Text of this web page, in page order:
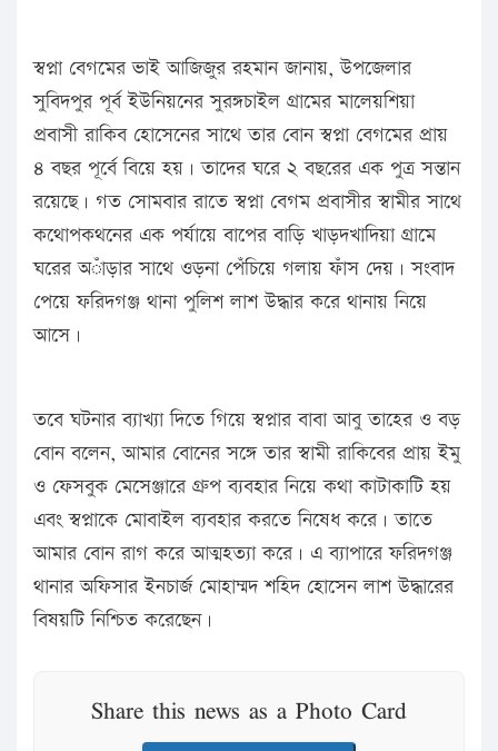
স্বপ্না বেগমের ভাই আজিজুর রহমান জানায়, উপজেলার
সুবিদপুর পূর্ব ইউনিয়নের সুরঙ্গচাইল গ্রামের মালেয়শিয়া
প্রবাসী রাকিব হোসেনের সাথে তার বোন স্বপ্না বেগমের প্রায়
৪ বছর পূর্বে বিয়ে হয়। তাদের ঘরে ২ বছরের এক পুত্র সন্তান
রয়েছে। গত সোমবার রাতে স্বপ্না বেগম প্রবাসীর স্বামীর সাথে
কথোপকথনের এক পর্যায়ে বাপের বাড়ি খাড়দখাদিয়া গ্রামে
ঘরের অাঁড়ার সাথে ওড়না পেঁচিয়ে গলায় ফাঁস দেয়। সংবাদ
পেয়ে ফরিদগঞ্জ থানা পুলিশ লাশ উদ্ধার করে থানায় নিয়ে
আসে।
তবে ঘটনার ব্যাখ্যা দিতে গিয়ে স্বপ্নার বাবা আবু তাহের ও বড়
বোন বলেন, আমার বোনের সঙ্গে তার স্বামী রাকিবের প্রায় ইমু
ও ফেসবুক মেসেঞ্জারে গ্রুপ ব্যবহার নিয়ে কথা কাটাকাটি হয়
এবং স্বপ্নাকে মোবাইল ব্যবহার করতে নিষেধ করে। তাতে
আমার বোন রাগ করে আত্মহত্যা করে। এ ব্যাপারে ফরিদগঞ্জ
থানার অফিসার ইনচার্জ মোহাম্মদ শহিদ হোসেন লাশ উদ্ধারের
বিষয়টি নিশ্চিত করেছেন।
Share this news as a Photo Card